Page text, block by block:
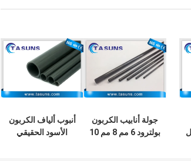
جولة أنابيب الكربون
بولترود 6 مم 8 مم 10
أنبوب ألياف الكربون
الأسود الحقيقي